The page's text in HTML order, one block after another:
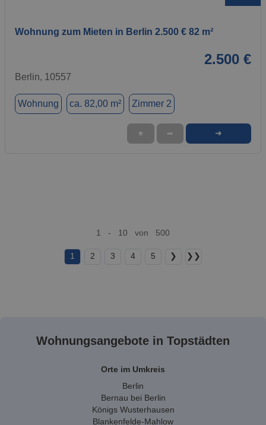
Wohnung zum Mieten in Berlin 2.500 € 82 m²
2.500 €
Berlin, 10557
Wohnung ca. 82,00 m² Zimmer 2
★ ➦ ➜
1 - 10 von 500
1 2 3 4 5 ❯ ❯❯
Wohnungsangebote in Topstädten
Orte im Umkreis
Berlin
Bernau bei Berlin
Königs Wusterhausen
Blankenfelde-Mahlow